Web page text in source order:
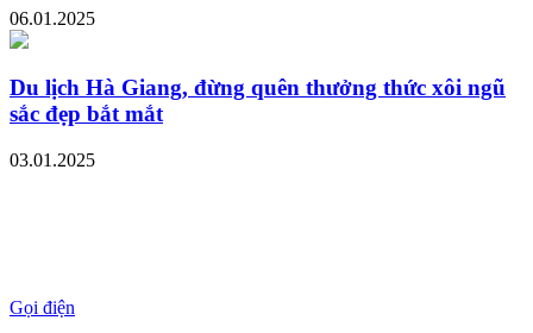
06.01.2025
Du lịch Hà Giang, đừng quên thưởng thức xôi ngũ
sắc đẹp bắt mắt
03.01.2025
Gọi điện